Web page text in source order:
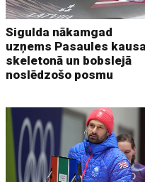
Sigulda nākamgad
uzņems Pasaules kausa
skeletonā un bobslejā
noslēdzošo posmu